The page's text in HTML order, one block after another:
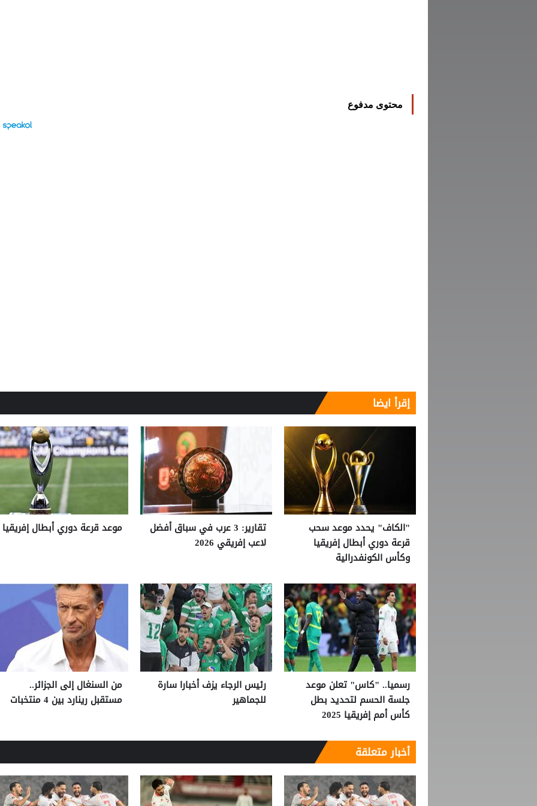
محتوى مدفوع
إقرأ ايضا
"الكاف" يحدد موعد سحب
قرعة دوري أبطال إفريقيا
وكأس الكونفدرالية
تقارير: 3 عرب في سباق أفضل
لاعب إفريقي 2026
موعد قرعة دوري أبطال إفريقيا
رسميا.. "كاس" تعلن موعد
جلسة الحسم لتحديد بطل
كأس أمم إفريقيا 2025
رئيس الرجاء يزف أخبارا سارة
للجماهير
من السنغال إلى الجزائر..
مستقبل رينارد بين 4 منتخبات
أخبار متعلقة